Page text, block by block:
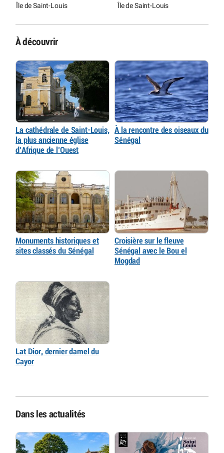
Île de Saint-Louis
Île de Saint-Louis
À découvrir
La cathédrale de Saint-Louis,
la plus ancienne église
d’Afrique de l’Ouest
À la rencontre des oiseaux du
Sénégal
Monuments historiques et
sites classés du Sénégal
Croisière sur le fleuve
Sénégal avec le Bou el
Mogdad
Lat Dior, dernier damel du
Cayor
Dans les actualités